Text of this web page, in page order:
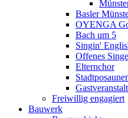
Basler
OYENGA
Bach um 5
Singin'
Offenes
Elternchor
Freiwillig engagiert
Bauwerk